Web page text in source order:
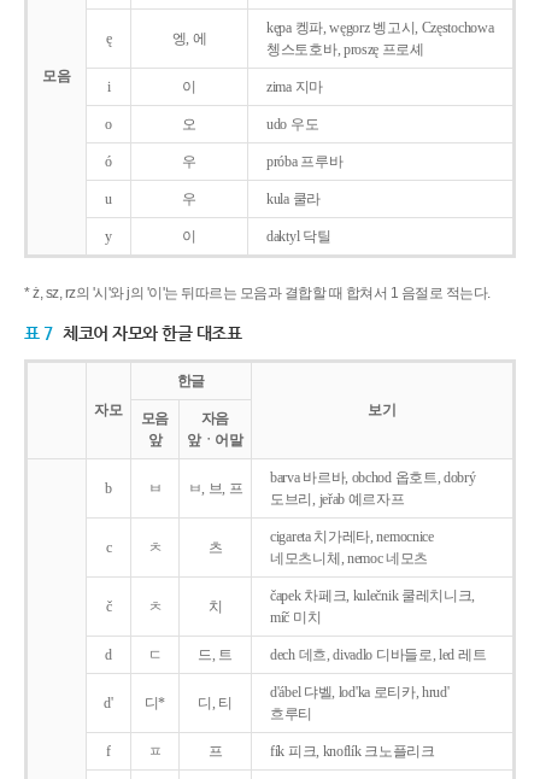
모음
ę 엥, 에
kępa 켕파, węgorz 벵고시, Częstochowa
쳉스토호바, proszę 프로셰
i 이 zima 지마
o 오 udo 우도
ó 우 próba 프루바
u 우 kula 쿨라
y 이 daktyl 닥틸
* ż, sz, rz의 '시'와 j의 '이'는 뒤따르는 모음과 결합할 때 합쳐서 1 음절로 적는다.
표 7 체코어 자모와 한글 대조표
자모
한글
보기
모음
앞
자음
앞ㆍ어말
b ㅂ ㅂ, 브, 프
barva 바르바, obchod 옵호트, dobrý
도브리, jeřab 예르자프
c ㅊ 츠
cigareta 치가레타, nemocnice
네모츠니체, nemoc 네모츠
č ㅊ 치
čapek 차페크, kulečnik 쿨레치니크,
míč 미치
d ㄷ 드, 트 dech 데흐, divadlo 디바들로, led 레트
d' 디* 디, 티
d'ábel 댜벨, lod'ka 로티카, hrud'
흐루티
f ㅍ 프 fík 피크, knoflík 크노플리크